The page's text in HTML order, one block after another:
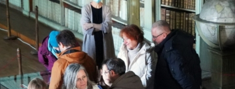
SPAȚII
NOUTĂȚI